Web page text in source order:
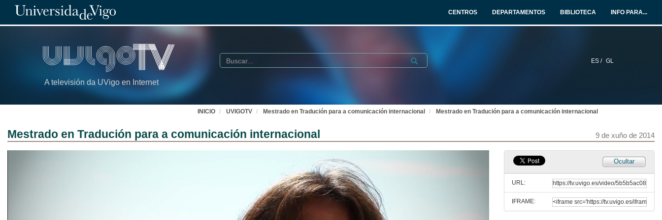
CENTROS DEPARTAMENTOS BIBLIOTECA INFO PARA...
A televisión da UVigo en Internet
ES / GL
Buscar Submit
INICIO UVIGOTV Mestrado en Tradución para a comunicación internacional Mestrado en Tradución para a comunicación internacional
Mestrado en Tradución para a comunicación internacional 9 de xuño de 2014
Ocultar
URL:
IFRAME: